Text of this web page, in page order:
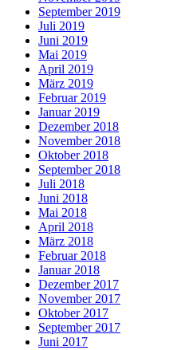
September 2019
Juli 2019
Juni 2019
Mai 2019
April 2019
März 2019
Februar 2019
Januar 2019
Dezember 2018
November 2018
Oktober 2018
September 2018
Juli 2018
Juni 2018
Mai 2018
April 2018
März 2018
Februar 2018
Januar 2018
Dezember 2017
November 2017
Oktober 2017
September 2017
Juni 2017